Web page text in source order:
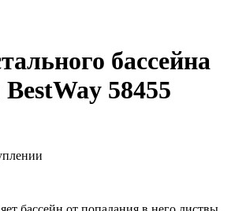
бассейна
58455